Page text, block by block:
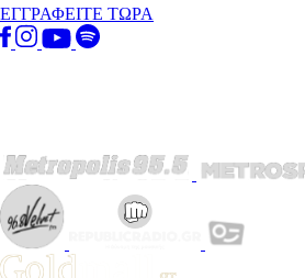
ΕΓΓΡΑΦΕΙΤΕ ΤΩΡΑ